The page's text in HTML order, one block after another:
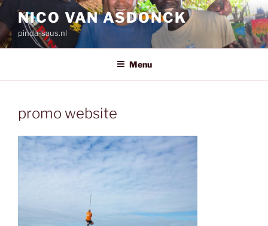
Ga
naar
de
inhoud
NICO VAN ASDONCK
pinda-saus.nl
Menu
promo website